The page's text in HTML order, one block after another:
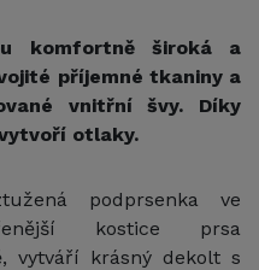
komfortně široká a
příjemné tkaniny a
vnitřní švy. Díky
otlaky.
podprsenka ve
kostice prsa
vytváří krásný dekolt s